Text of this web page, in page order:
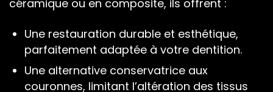
Accès
céramique ou en composite, ils offrent :
Une restauration durable et esthétique,
parfaitement adaptée à votre dentition.
Une alternative conservatrice aux
couronnes, limitant l’altération des tissus